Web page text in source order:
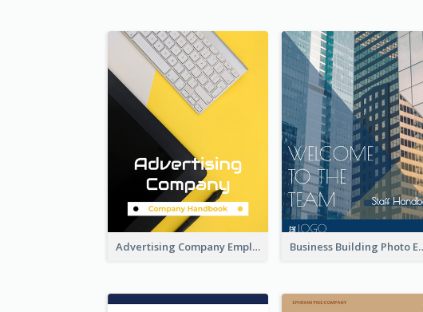
Advertising Company Employee Handbook
Business